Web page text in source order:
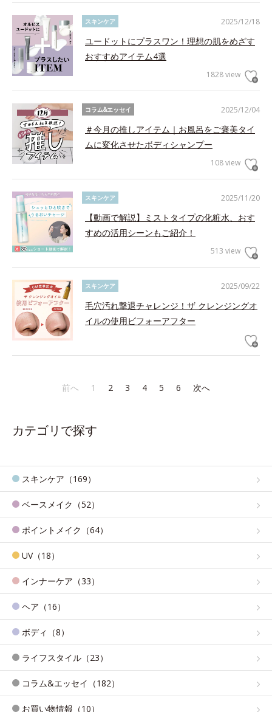
2025/12/18
スキンケア
ユードットにプラスワン！理想の肌をめざす
おすすめアイテム4選
1828 view
2025/12/04
コラム&エッセイ
＃今月の推しアイテム｜お風呂をご褒美タイ
ムに変化させたボディシャンプー
108 view
2025/11/20
スキンケア
【動画で解説】ミストタイプの化粧水、おす
すめの活用シーンもご紹介！
513 view
2025/09/22
スキンケア
毛穴汚れ撃退チャレンジ！ザ クレンジングオ
イルの使用ビフォーアフター
前へ 1 2 3 4 5 6 次へ
カテゴリで探す
スキンケア（169）
ベースメイク（52）
ポイントメイク（64）
UV（18）
インナーケア（33）
ヘア（16）
ボディ（8）
ライフスタイル（23）
コラム&エッセイ（182）
お買い物情報（10）